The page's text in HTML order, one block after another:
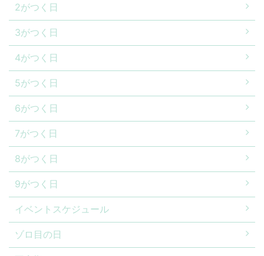
2がつく日
3がつく日
4がつく日
5がつく日
6がつく日
7がつく日
8がつく日
9がつく日
イベントスケジュール
ゾロ目の日